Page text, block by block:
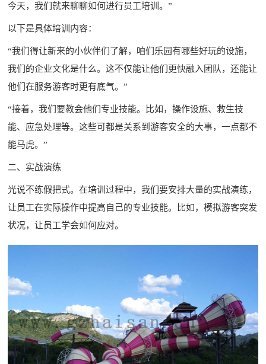
今天，我们就来聊聊如何进行员工培训。”
以下是具体培训内容：
“我们得让新来的小伙伴们了解，咱们乐园有哪些好玩的设施，
我们的企业文化是什么。这不仅能让他们更快融入团队，还能让
他们在服务游客时更有底气。”
“接着，我们要教会他们专业技能。比如，操作设施、救生技
能、应急处理等。这些可都是关系到游客安全的大事，一点都不
能马虎。”
二、实战演练
光说不练假把式。在培训过程中，我们要安排大量的实战演练，
让员工在实际操作中提高自己的专业技能。比如，模拟游客突发
状况，让员工学会如何应对。